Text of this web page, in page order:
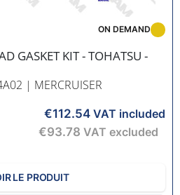
GASKET KIT - TOHATSU -
| MERCRUISER
ON DEMAND
€112.54 VAT included
€93.78 VAT excluded
LE PRODUIT